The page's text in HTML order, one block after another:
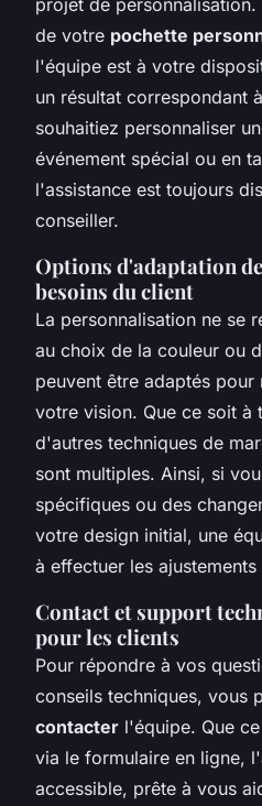
de votre pochette
l'équipe est à votre
un résultat correspondant
souhaitiez personnaliser
événement spécial ou en
l'assistance est toujours
conseiller.
Options d'adaptation
besoins du client
La personnalisation ne se
au choix de la couleur ou
peuvent être adaptés
votre vision. Que ce soit à
d'autres techniques de
sont multiples. Ainsi, si
spécifiques ou des
votre design initial, une
à effectuer les ajustements
Contact et support
pour les clients
Pour répondre à vos
conseils techniques, vous
contacter l'équipe. Que
via le formulaire en ligne,
accessible, prête à vous